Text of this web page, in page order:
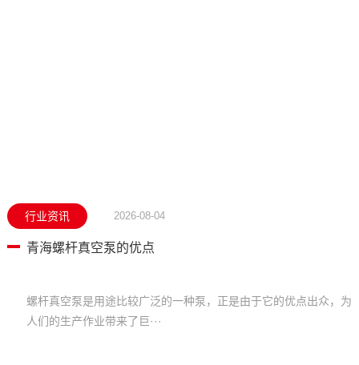
行业资讯 2026-08-04
青海螺杆真空泵的优点
螺杆真空泵是用途比较广泛的一种泵，正是由于它的优点出众，为
人们的生产作业带来了巨···